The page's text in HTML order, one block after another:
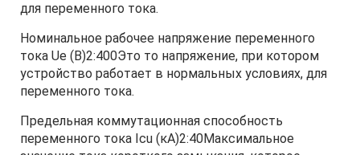
для переменного тока.
Номинальное рабочее напряжение переменного
тока Ue (В)2:400Это то напряжение, при котором
устройство работает в нормальных условиях, для
переменного тока.
Предельная коммутационная способность
переменного тока Icu (кА)2:40Максимальное